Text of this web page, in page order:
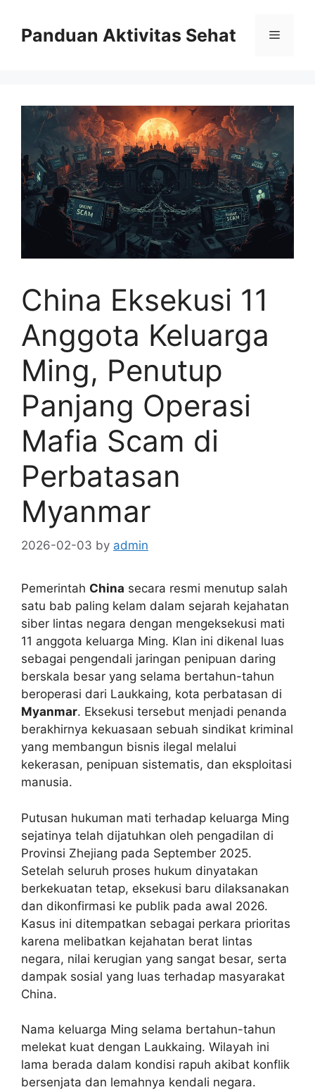
contentPanduan Aktivitas Sehat Menu
China Eksekusi 11
Anggota Keluarga
Ming, Penutup
Panjang Operasi
Mafia Scam di
Perbatasan
Myanmar
2026-02-03 by admin
Pemerintah China secara resmi menutup salah
satu bab paling kelam dalam sejarah kejahatan
siber lintas negara dengan mengeksekusi mati
11 anggota keluarga Ming. Klan ini dikenal luas
sebagai pengendali jaringan penipuan daring
berskala besar yang selama bertahun-tahun
beroperasi dari Laukkaing, kota perbatasan di
Myanmar. Eksekusi tersebut menjadi penanda
berakhirnya kekuasaan sebuah sindikat kriminal
yang membangun bisnis ilegal melalui
kekerasan, penipuan sistematis, dan eksploitasi
manusia.
Putusan hukuman mati terhadap keluarga Ming
sejatinya telah dijatuhkan oleh pengadilan di
Provinsi Zhejiang pada September 2025.
Setelah seluruh proses hukum dinyatakan
berkekuatan tetap, eksekusi baru dilaksanakan
dan dikonfirmasi ke publik pada awal 2026.
Kasus ini ditempatkan sebagai perkara prioritas
karena melibatkan kejahatan berat lintas
negara, nilai kerugian yang sangat besar, serta
dampak sosial yang luas terhadap masyarakat
China.
Nama keluarga Ming selama bertahun-tahun
melekat kuat dengan Laukkaing. Wilayah ini
lama berada dalam kondisi rapuh akibat konflik
bersenjata dan lemahnya kendali negara.